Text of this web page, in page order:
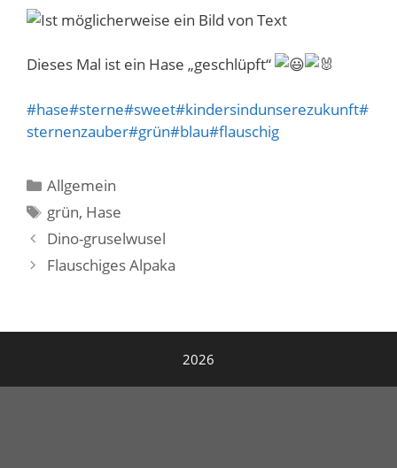
Dieses Mal ist ein Hase „geschlüpft“
#hase#sterne#sweet#kindersindunserezukunft#
sternenzauber#grün#blau#flauschig
Kategorien
Allgemein
Schlagwörter
grün, Hase
Dino-gruselwusel
Flauschiges Alpaka
2026